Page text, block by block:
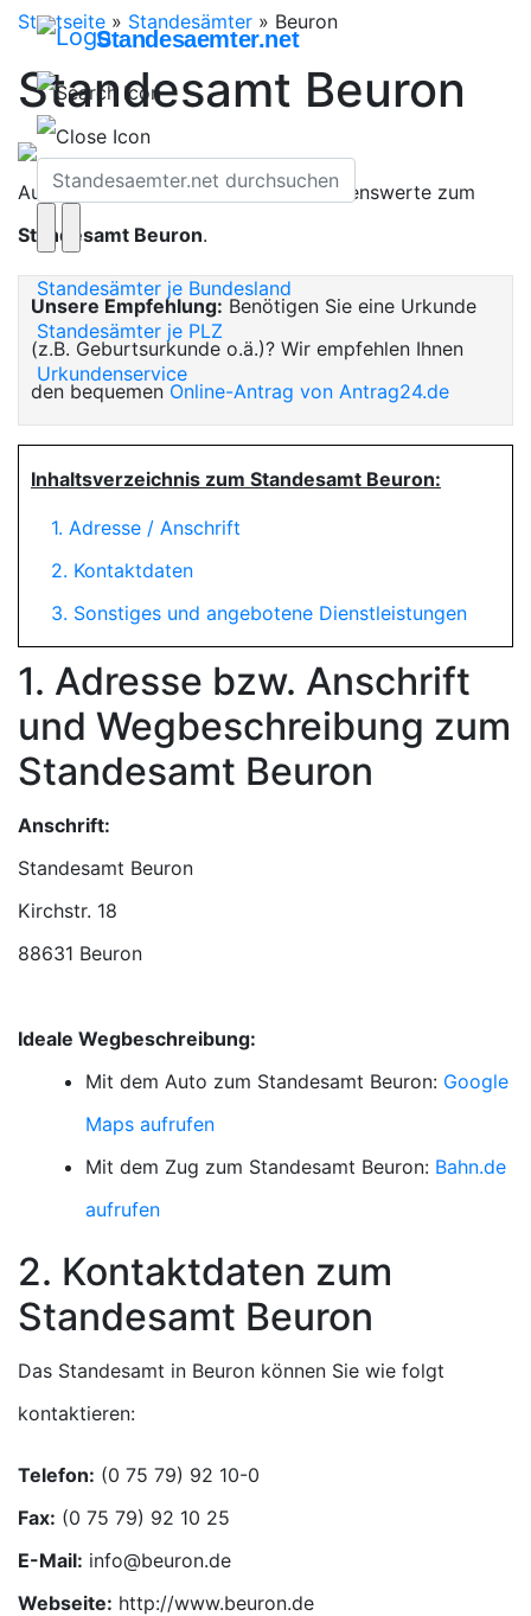
Standesaemter.net
Standesämter je Bundesland
Standesämter je PLZ
Urkundenservice
Startseite » Standesämter » Beuron
Standesamt Beuron
Auf dieser Seite finden Sie alles Wissenswerte zum
Standesamt Beuron.
Unsere Empfehlung: Benötigen Sie eine Urkunde
(z.B. Geburtsurkunde o.ä.)? Wir empfehlen Ihnen
den bequemen Online-Antrag von Antrag24.de
Inhaltsverzeichnis zum Standesamt Beuron:
1. Adresse / Anschrift
2. Kontaktdaten
3. Sonstiges und angebotene Dienstleistungen
1. Adresse bzw. Anschrift
und Wegbeschreibung zum
Standesamt Beuron
Anschrift:
Standesamt Beuron
88631 Beuron
Ideale Wegbeschreibung:
Mit dem Auto zum Standesamt Beuron: Google
Maps aufrufen
Mit dem Zug zum Standesamt Beuron: Bahn.de
aufrufen
2. Kontaktdaten zum
Standesamt Beuron
Das Standesamt in Beuron können Sie wie folgt
kontaktieren:
Telefon:
Fax:
E-Mail:
Webseite: http://www.beuron.de